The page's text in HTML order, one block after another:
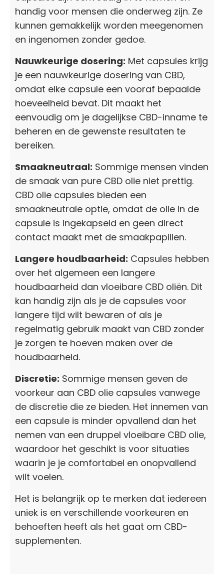
handig voor mensen die onderweg zijn. Ze
kunnen gemakkelijk worden meegenomen
en ingenomen zonder gedoe.
Nauwkeurige dosering: Met capsules krijg
je een nauwkeurige dosering van CBD,
omdat elke capsule een vooraf bepaalde
hoeveelheid bevat. Dit maakt het
eenvoudig om je dagelijkse CBD-inname te
beheren en de gewenste resultaten te
bereiken.
Smaakneutraal: Sommige mensen vinden
de smaak van pure CBD olie niet prettig.
CBD olie capsules bieden een
smaakneutrale optie, omdat de olie in de
capsule is ingekapseld en geen direct
contact maakt met de smaakpapillen.
Langere houdbaarheid: Capsules hebben
over het algemeen een langere
houdbaarheid dan vloeibare CBD oliën. Dit
kan handig zijn als je de capsules voor
langere tijd wilt bewaren of als je
regelmatig gebruik maakt van CBD zonder
je zorgen te hoeven maken over de
houdbaarheid.
Discretie: Sommige mensen geven de
voorkeur aan CBD olie capsules vanwege
de discretie die ze bieden. Het innemen van
een capsule is minder opvallend dan het
nemen van een druppel vloeibare CBD olie,
waardoor het geschikt is voor situaties
waarin je je comfortabel en onopvallend
wilt voelen.
Het is belangrijk op te merken dat iedereen
uniek is en verschillende voorkeuren en
behoeften heeft als het gaat om CBD-
supplementen.